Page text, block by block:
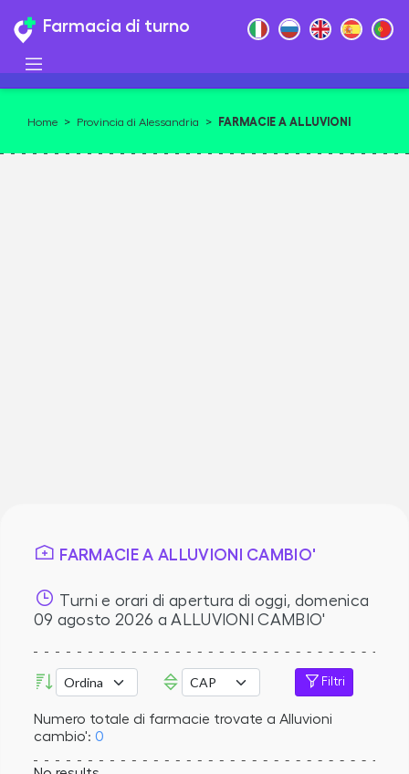
Farmacia di turno
Home > Provincia di Alessandria >
FARMACIE A ALLUVIONI
FARMACIE A ALLUVIONI CAMBIO'
Turni e orari di apertura di oggi, domenica
09 agosto 2026 a ALLUVIONI CAMBIO'
Filtri
Numero totale di farmacie trovate a Alluvioni
cambio': 0